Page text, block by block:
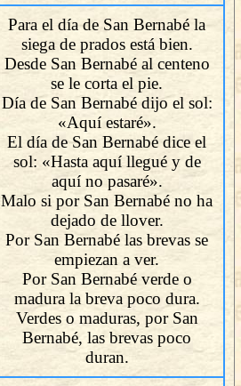
Para el día de San Bernabé la
siega de prados está bien.
Desde San Bernabé al centeno
se le corta el pie.
Día de San Bernabé dijo el sol:
«Aquí estaré».
El día de San Bernabé dice el
sol: «Hasta aquí llegué y de
aquí no pasaré».
Malo si por San Bernabé no ha
dejado de llover.
Por San Bernabé las brevas se
empiezan a ver.
Por San Bernabé verde o
madura la breva poco dura.
Verdes o maduras, por San
Bernabé, las brevas poco
duran.